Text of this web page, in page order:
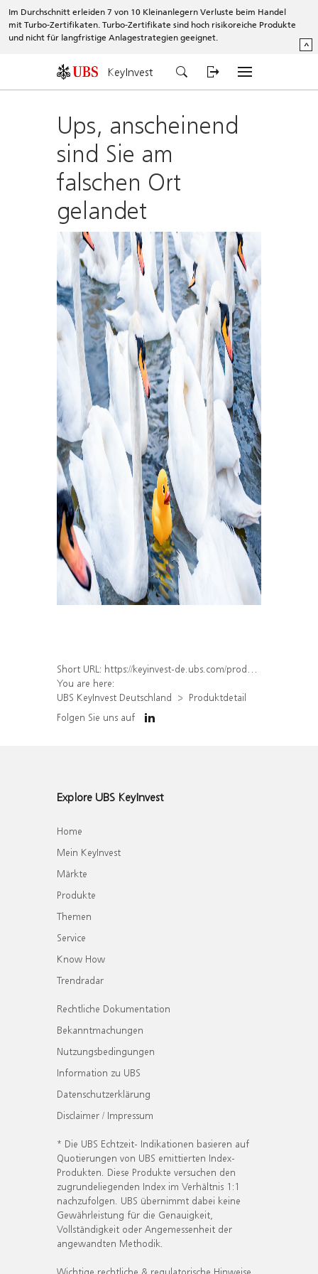
Im Durchschnitt erleiden 7 von 10 Kleinanlegern Verluste beim Handel
mit Turbo-Zertifikaten. Turbo-Zertifikate sind hoch risikoreiche Produkte
und nicht für langfristige Anlagestrategien geeignet.
^
KeyInvest
Ups, anscheinend
sind Sie am
falschen Ort
gelandet
Short URL: https://keyinvest-de.ubs.com/produkt/detail/index/isin/DE000WA6VQU8
You are here:
UBS KeyInvest Deutschland
Produktdetail
Folgen Sie uns auf
Explore UBS KeyInvest
Home
Mein KeyInvest
Märkte
Produkte
Themen
Service
Know How
Trendradar
Rechtliche Dokumentation
Bekanntmachungen
Nutzungsbedingungen
Information zu UBS
Datenschutzerklärung
Disclaimer / Impressum
* Die UBS Echtzeit- Indikationen basieren auf
Quotierungen von UBS emittierten Index-
Produkten. Diese Produkte versuchen den
zugrundeliegenden Index im Verhältnis 1:1
nachzufolgen. UBS übernimmt dabei keine
Gewährleistung für die Genauigkeit,
Vollständigkeit oder Angemessenheit der
angewandten Methodik.